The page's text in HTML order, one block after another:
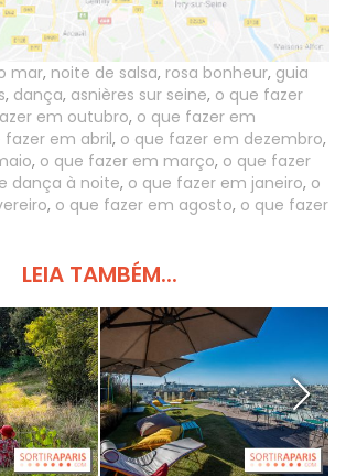
mar, noite de salsa, rosa bonheur, guia
, dança, asnières sur seine, o que fazer
em outubro, o que fazer em
fazer em abril, o que fazer em dezembro,
, o que fazer em março, o que fazer
dança à noite, o que fazer em janeiro, o
, o que fazer em agosto, o que fazer
LEIA TAMBÉM...